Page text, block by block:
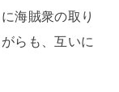
海賊衆の取り
らも、互いに